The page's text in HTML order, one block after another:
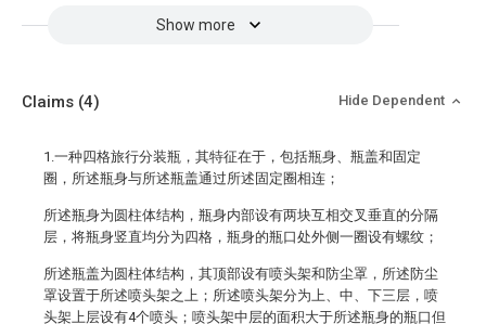
Show more
Claims (4) Hide Dependent
1.一种四格旅行分装瓶，其特征在于，包括瓶身、瓶盖和固定
圈，所述瓶身与所述瓶盖通过所述固定圈相连；
所述瓶身为圆柱体结构，瓶身内部设有两块互相交叉垂直的分隔
层，将瓶身竖直均分为四格，瓶身的瓶口处外侧一圈设有螺纹；
所述瓶盖为圆柱体结构，其顶部设有喷头架和防尘罩，所述防尘
罩设置于所述喷头架之上；所述喷头架分为上、中、下三层，喷
头架上层设有4个喷头；喷头架中层的面积大于所述瓶身的瓶口但